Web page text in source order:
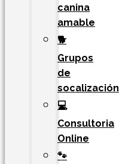
canina
amable
🐕
Grupos
de
socalización
💻
Consultoria
Online
🐾